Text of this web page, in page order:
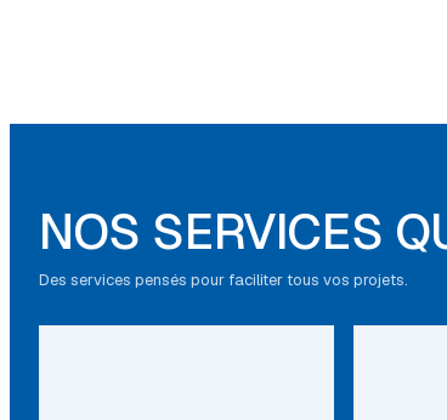
NOS SERVICES
Des services pensés pour faciliter tous vos projets.